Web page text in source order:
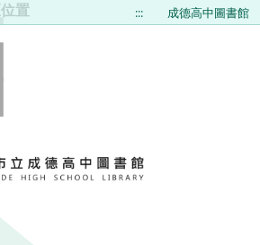
置 ::: 成德高中圖書館